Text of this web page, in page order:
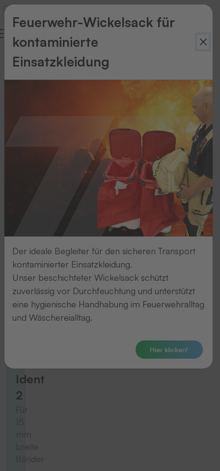
Thermo-
Ident
mm
breite
Bänder
Zum Produkt
Ident
2
Für
mm
breite
Bänder
Feuerwehr-Wickelsack für
kontaminierte
Einsatzkleidung
Der ideale Begleiter für den sicheren Transport
kontaminierter Einsatzkleidung.
Unser beschichteter Wickelsack schützt
zuverlässig vor Durchfeuchtung und unterstützt
eine hygienische Handhabung im Feuerwehralltag
und Wäschereialltag.
Hier klicken!